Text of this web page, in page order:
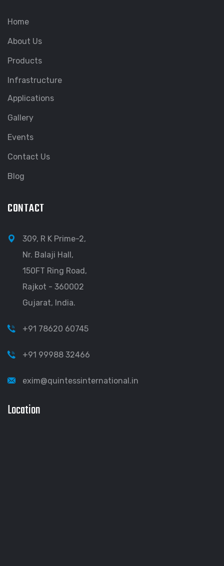
Home
About Us
Products
Infrastructure
Applications
Gallery
Events
Contact Us
Blog
CONTACT
309, R K Prime-2,
Nr. Balaji Hall,
150FT Ring Road,
Rajkot - 360002
Gujarat, India.
+91 78620 60745
+91 99988 32466
exim@quintessinternational.in
Location